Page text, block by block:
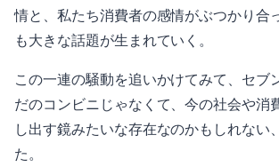
情と、私たち消費者の感情がぶつかり合
も大きな話題が生まれていく。
この一連の騒動を追いかけてみて、セブ
だのコンビニじゃなくて、今の社会や消
し出す鏡みたいな存在なのかもしれない
た。